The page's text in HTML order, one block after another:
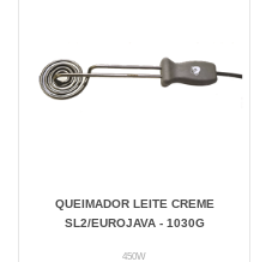
QUEIMADOR LEITE CREME
SL2/EUROJAVA - 1030G
450W